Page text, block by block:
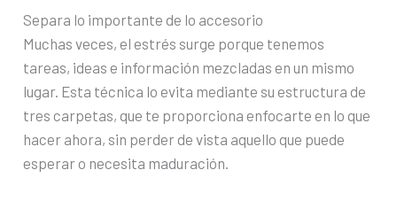
Separa lo importante de lo accesorio
Muchas veces, el estrés surge porque tenemos
tareas, ideas e información mezcladas en un mismo
lugar. Esta técnica lo evita mediante su estructura de
tres carpetas, que te proporciona enfocarte en lo que
hacer ahora, sin perder de vista aquello que puede
esperar o necesita maduración.